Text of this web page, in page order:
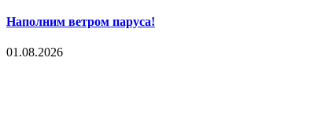
Наполним ветром паруса!
01.08.2026